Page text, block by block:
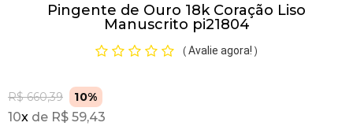
Pingente de Ouro 18k Coração Liso
Manuscrito pi21804
( Avalie agora! )
R$ 660,39 10%
10x R$ 59,43
Gargantilhas
Pulseiras